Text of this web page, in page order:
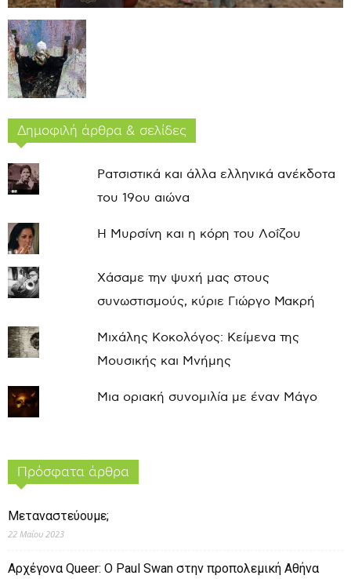
Δημοφιλή άρθρα & σελίδες
Ρατσιστικά και άλλα ελληνικά ανέκδοτα
του 19ου αιώνα
Η Μυρσίνη και η κόρη του Λοΐζου
Χάσαμε την ψυχή μας στους
συνωστισμούς, κύριε Γιώργο Μακρή
Μιχάλης Κοκολόγος: Κείμενα της
Μουσικής και Μνήμης
Μια οριακή συνομιλία με έναν Μάγο
Πρόσφατα άρθρα
Μεταναστεύουμε;
22 Μαΐου 2023
Αρχέγονα Queer: O Paul Swan στην προπολεμική Αθήνα